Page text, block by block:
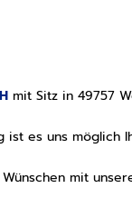
mit Sitz in 49757
es uns möglich
mit